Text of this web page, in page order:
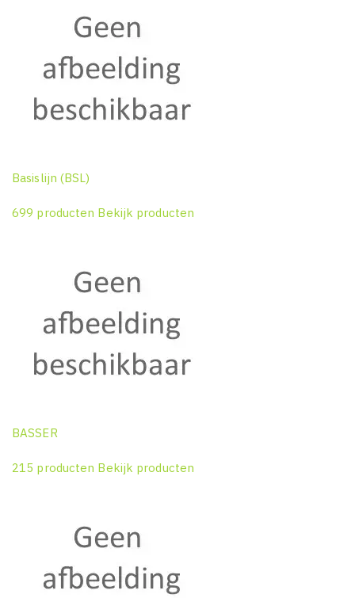
Basislijn (BSL)
699 producten Bekijk producten
BASSER
215 producten Bekijk producten